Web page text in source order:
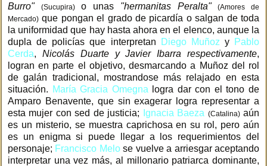
Burro"
(Sucupira)o unas "hermanitas Peralta"
(Amores de
Mercado) que pongan el grado de picardía o salgan de toda
la uniformidad que hay hasta ahora en el elenco, aunque la
dupla de policías que interpretan
Diego Muñoz y Pablo
Cerda, Nicolás Duarte y Javier Ibarra respectivamente,
logran en parte el objetivo, desmarcando a Muñoz del rol
de galán tradicional, mostrandose más relajado en esta
situación. María Gracia Omegna logra dar con el tono de
Amparo Benavente, que sin exagerar logra representar a
esta mujer con sed de justicia;
Ignacia Baeza (Catalina)aún
es un misterio, se muestra caprichosa en su rol, pero aún
es un enigma si puede llegar a los requerimientos del
personaje; Francisco Melose vuelve a arriesgar aceptando
interpretar una vez más, al millonario patriarca dominante,